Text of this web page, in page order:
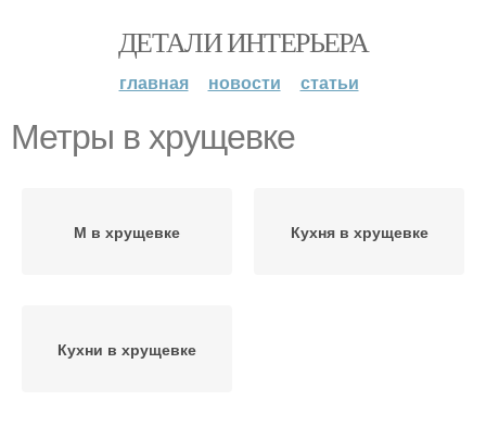
ДЕТАЛИ ИНТЕРЬЕРА
главная новости статьи
Метры в хрущевке
М в хрущевке Кухня в хрущевке
Кухни в хрущевке